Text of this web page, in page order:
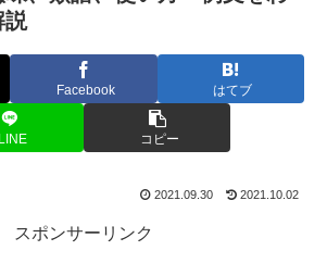
説
Facebook はてブ
LINE コピー
2021.09.30 2021.10.02
スポンサーリンク